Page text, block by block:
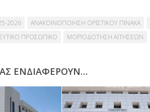
2026 ΑΝΑΚΟΙΝΟΠΟΙΗΣΗ ΟΡΙΣΤΙΚΟΥ ΠΙΝΑΚΑ
ΠΡΟΣΩΠΙΚΟ
ΜΟΡΙΟΔΟΤΗΣΗ ΑΙΤΗΣΕΩΝ
ΕΝΔΙΑΦΈΡΟΥΝ…